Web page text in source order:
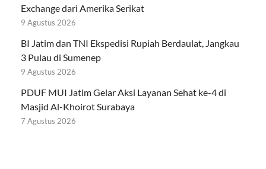
Exchange dari Amerika Serikat
9 Agustus 2026
BI Jatim dan TNI Ekspedisi Rupiah Berdaulat, Jangkau
3 Pulau di Sumenep
9 Agustus 2026
PDUF MUI Jatim Gelar Aksi Layanan Sehat ke-4 di
Masjid Al-Khoirot Surabaya
7 Agustus 2026